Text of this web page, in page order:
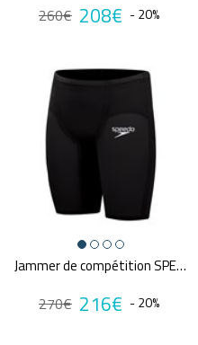
260€ 208€ - 20%
Jammer de compétition SPEEDO FS LZR PURE VALOR 2.0
270€ 216€ - 20%